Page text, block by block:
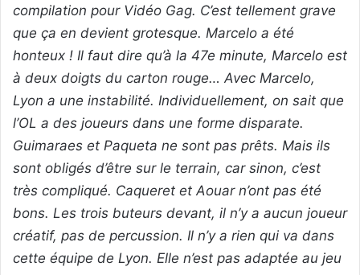
compilation pour Vidéo Gag. C’est tellement grave
que ça en devient grotesque. Marcelo a été
honteux ! Il faut dire qu’à la 47e minute, Marcelo est
à deux doigts du carton rouge… Avec Marcelo,
Lyon a une instabilité. Individuellement, on sait que
l’OL a des joueurs dans une forme disparate.
Guimaraes et Paqueta ne sont pas prêts. Mais ils
sont obligés d’être sur le terrain, car sinon, c’est
très compliqué. Caqueret et Aouar n’ont pas été
bons. Les trois buteurs devant, il n’y a aucun joueur
créatif, pas de percussion. Il n’y a rien qui va dans
cette équipe de Lyon. Elle n’est pas adaptée au jeu